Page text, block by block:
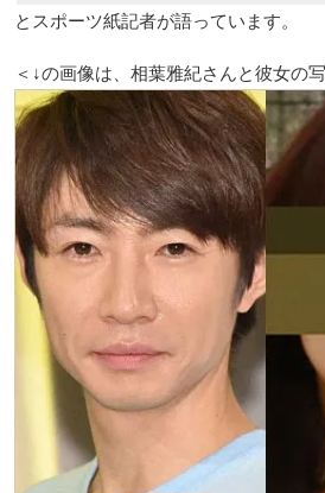
とスポーツ紙記者が語っています。
＜↓の画像は、相葉雅紀さんと彼女の